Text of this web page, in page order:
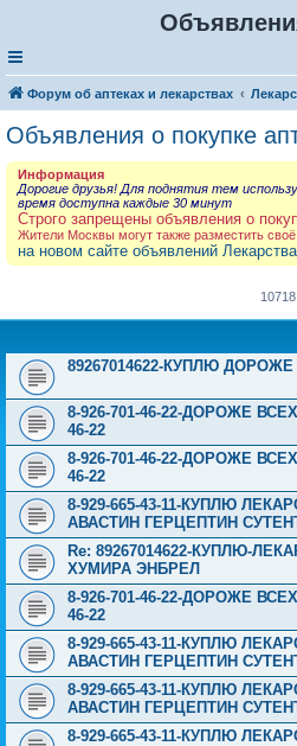
Форум об аптеках и лекарствах
Объявления о покупке
Информация
Дорогие друзья! Для поднятия тем
время доступна каждые 30 минут
Строго запрещены объявления о
Жители Москвы могут также разместить
на новом сайте объявлений
89267014622-КУПЛЮ ДОРОЖЕ
8-926-701-46-22-ДОРОЖЕ
46-22
8-926-701-46-22-ДОРОЖЕ
46-22
8-929-665-43-11-КУПЛЮ
АВАСТИН ГЕРЦЕПТИН
Re: 89267014622-КУПЛЮ-
ХУМИРА ЭНБРЕЛ
8-926-701-46-22-ДОРОЖЕ
46-22
8-929-665-43-11-КУПЛЮ
АВАСТИН ГЕРЦЕПТИН
8-929-665-43-11-КУПЛЮ
АВАСТИН ГЕРЦЕПТИН
8-929-665-43-11-КУПЛЮ